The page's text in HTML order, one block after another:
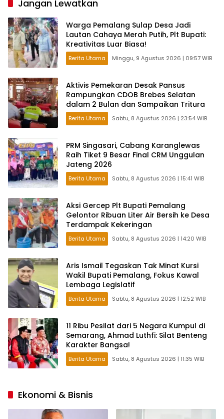
Jangan Lewatkan
Warga Pemalang Sulap Desa Jadi
Lautan Cahaya Merah Putih, Plt Bupati:
Kreativitas Luar Biasa!
Berita Utama Minggu, 9 Agustus 2026 | 09:57 WIB
Aktivis Pemekaran Desak Pansus
Rampungkan CDOB Brebes Selatan
dalam 2 Bulan dan Sampaikan Tritura
Berita Utama Sabtu, 8 Agustus 2026 | 23:54 WIB
PRM Singasari, Cabang Karanglewas
Raih Tiket 9 Besar Final CRM Unggulan
Jateng 2026
Berita Utama Sabtu, 8 Agustus 2026 | 15:41 WIB
Aksi Gercep Plt Bupati Pemalang
Gelontor Ribuan Liter Air Bersih ke Desa
Terdampak Kekeringan
Berita Utama Sabtu, 8 Agustus 2026 | 14:20 WIB
Aris Ismail Tegaskan Tak Minat Kursi
Wakil Bupati Pemalang, Fokus Kawal
Lembaga Legislatif
Berita Utama Sabtu, 8 Agustus 2026 | 12:52 WIB
11 Ribu Pesilat dari 5 Negara Kumpul di
Semarang, Ahmad Luthfi: Silat Benteng
Karakter Bangsa!
Berita Utama Sabtu, 8 Agustus 2026 | 11:35 WIB
Ekonomi & Bisnis